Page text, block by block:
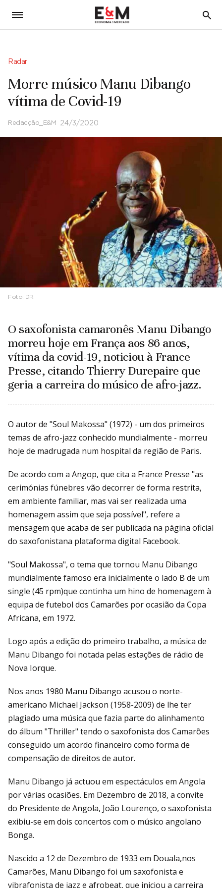
5
Radar
Morre músico Manu Dibango
vítima de Covid-19
Redacção_E&M 24/3/2020
Foto: DR
O saxofonista camaronês Manu Dibango
morreu hoje em França aos 86 anos,
vítima da covid-19, noticiou à France
Presse, citando Thierry Durepaire que
geria a carreira do músico de afro-jazz.
O autor de "Soul Makossa" (1972) - um dos primeiros
temas de afro-jazz conhecido mundialmente - morreu
hoje de madrugada num hospital da região de Paris.
De acordo com a Angop, que cita a France Presse "as
cerimónias fúnebres vão decorrer de forma restrita,
em ambiente familiar, mas vai ser realizada uma
homenagem assim que seja possível", refere a
mensagem que acaba de ser publicada na página oficial
do saxofonistana plataforma digital Facebook.
"Soul Makossa", o tema que tornou Manu Dibango
mundialmente famoso era inicialmente o lado B de um
single (45 rpm)que continha um hino de homenagem à
equipa de futebol dos Camarões por ocasião da Copa
Africana, em 1972.
Logo após a edição do primeiro trabalho, a música de
Manu Dibango foi notada pelas estações de rádio de
Nova Iorque.
Nos anos 1980 Manu Dibango acusou o norte-
americano Michael Jackson (1958-2009) de lhe ter
plagiado uma música que fazia parte do alinhamento
do álbum "Thriller" tendo o saxofonista dos Camarões
conseguido um acordo financeiro como forma de
compensação de direitos de autor.
Manu Dibango já actuou em espectáculos em Angola
por várias ocasiões. Em Dezembro de 2018, a convite
do Presidente de Angola, João Lourenço, o saxofonista
exibiu-se em dois concertos com o músico angolano
Bonga.
Nascido a 12 de Dezembro de 1933 em Douala,nos
Camarões, Manu Dibango foi um saxofonista e
vibrafonista de jazz e afrobeat, que iniciou a carreira